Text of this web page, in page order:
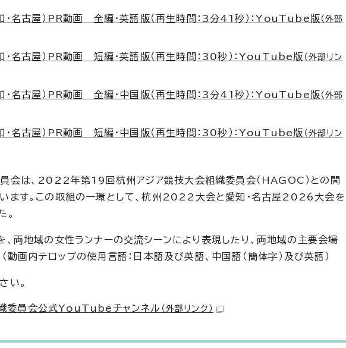
名古屋）PR動画 全編・英語版（再生時間：3分41秒）：YouTube版 （外部
名古屋）PR動画 短編・英語版（再生時間：30秒）：YouTube版 （外部リン
名古屋）PR動画 全編・中国版（再生時間：3分41秒）：YouTube版 （外部
名古屋）PR動画 短編・中国版（再生時間：30秒）：YouTube版 （外部リン
会は、2022年第19回杭州アジア競技大会組織委員会（HAGOC）との間
ます。この取組の一環として、杭州2022大会と愛知・名古屋2026大会を
。
、両地域の女性ランナーの交流シーンにより表現したり、両地域の主要会場
動画内テロップの使用言語：日本語及び英語、中国語（簡体字）及び英語）
い。
織委員会公式YouTubeチャンネル （外部リンク）